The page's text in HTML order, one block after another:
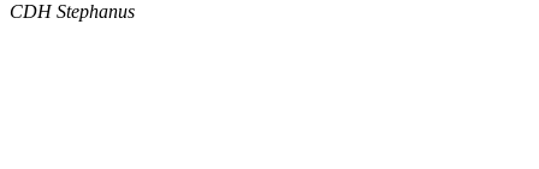
CDH Stephanus